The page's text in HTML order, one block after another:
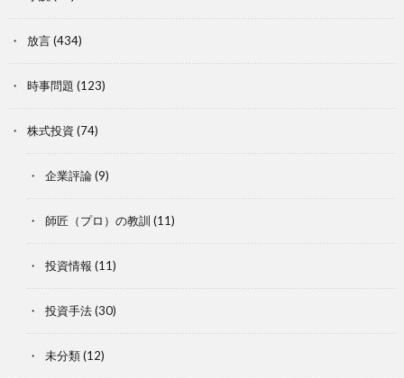
放言(434)
時事問題 (123)
株式投資 (74)
企業評論(9)
師匠（プロ）の教訓 (11)
投資情報 (11)
投資手法(30)
未分類(12)